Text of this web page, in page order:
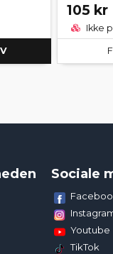
105 kr
Ikke
Sociale
Youtube
TikTok